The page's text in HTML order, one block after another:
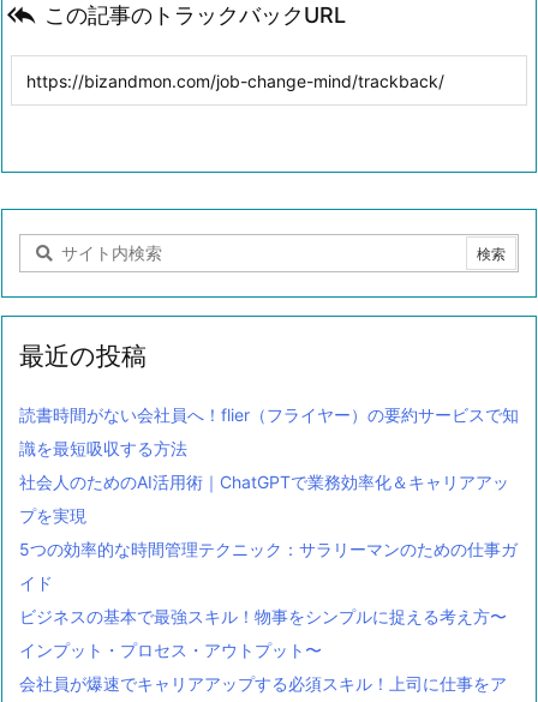
 この記事のトラックバックURL
最近の投稿
読書時間がない会社員へ！flier（フライヤー）の要約サービスで知
識を最短吸収する方法
社会人のためのAI活用術｜ChatGPTで業務効率化＆キャリアアッ
プを実現
5つの効率的な時間管理テクニック：サラリーマンのための仕事ガ
イド
ビジネスの基本で最強スキル！物事をシンプルに捉える考え方〜
インプット・プロセス・アウトプット〜
会社員が爆速でキャリアアップする必須スキル！上司に仕事をア